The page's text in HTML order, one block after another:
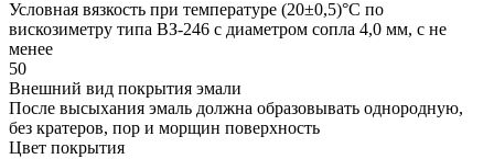
Условная вязкость при температуре (20±0,5)°С по
вискозиметру типа ВЗ-246 с диаметром сопла 4,0 мм, с не
менее
50
Внешний вид покрытия эмали
После высыхания эмаль должна образовывать однородную,
без кратеров, пор и морщин поверхность
Цвет покрытия